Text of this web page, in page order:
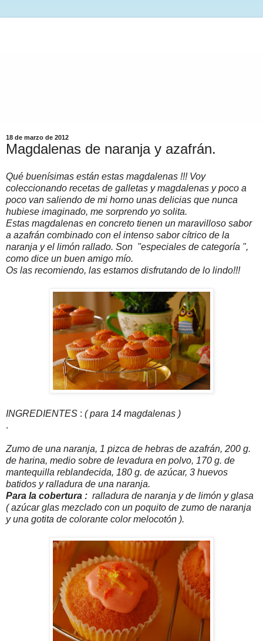
18 de marzo de 2012
Magdalenas de naranja y azafrán.
Qué buenísimas están estas magdalenas !!! Voy
coleccionando recetas de galletas y magdalenas y poco a
poco van saliendo de mi horno unas delicias que nunca
hubiese imaginado, me sorprendo yo solita.
Estas magdalenas en concreto tienen un maravilloso sabor
a azafrán combinado con el intenso sabor cítrico de la
naranja y el limón rallado. Son "especiales de categoría ",
como dice un buen amigo mío.
Os las recomiendo, las estamos disfrutando de lo lindo!!!
INGREDIENTES : ( para 14 magdalenas )
.
Zumo de una naranja, 1 pizca de hebras de azafrán, 200 g.
de harina, medio sobre de levadura en polvo, 170 g. de
mantequilla reblandecida, 180 g. de azúcar, 3 huevos
batidos y ralladura de una naranja.
Para la cobertura : ralladura de naranja y de limón y glasa
( azúcar glas mezclado con un poquito de zumo de naranja
y una gotita de colorante color melocotón ).